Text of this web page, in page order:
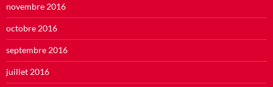
novembre 2016
octobre 2016
septembre 2016
juillet 2016